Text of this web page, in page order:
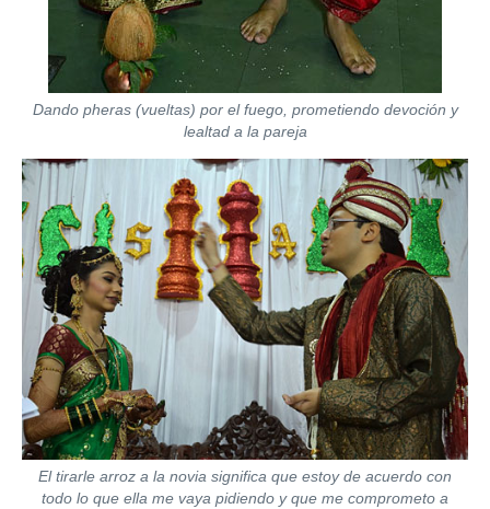
Dando pheras (vueltas) por el fuego, prometiendo devoción y
lealtad a la pareja
El tirarle arroz a la novia significa que estoy de acuerdo con
todo lo que ella me vaya pidiendo y que me comprometo a